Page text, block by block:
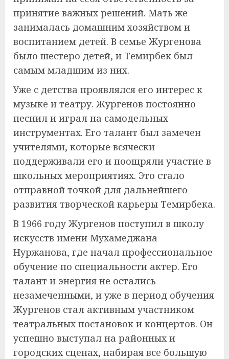
принятие важных решений. Мать же
занималась домашним хозяйством и
воспитанием детей. В семье Жургенова
было шестеро детей, и Темирбек был
самым младшим из них.
Уже с детства проявлялся его интерес к
музыке и театру. Жургенов постоянно
песнил и играл на самодельных
инструментах. Его талант был замечен
учителями, которые всячески
поддерживали его и поощряли участие в
школьных мероприятиях. Это стало
отправной точкой для дальнейшего
развития творческой карьеры Темирбека.
В 1966 году Жургенов поступил в школу
искусств имени Мухамеджана
Нуржанова, где начал профессиональное
обучение по специальности актер. Его
талант и энергия не остались
незамеченными, и уже в период обучения
Жургенов стал активным участником
театральных постановок и концертов. Он
успешно выступал на районных и
городских сценах, набирая все большую